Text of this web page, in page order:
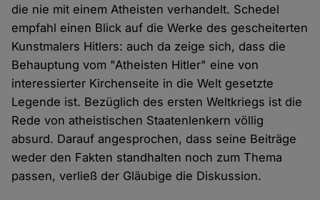
die nie mit einem Atheisten verhandelt. Schedel
empfahl einen Blick auf die Werke des gescheiterten
Kunstmalers Hitlers: auch da zeige sich, dass die
Behauptung vom "Atheisten Hitler" eine von
interessierter Kirchenseite in die Welt gesetzte
Legende ist. Bezüglich des ersten Weltkriegs ist die
Rede von atheistischen Staatenlenkern völlig
absurd. Darauf angesprochen, dass seine Beiträge
weder den Fakten standhalten noch zum Thema
passen, verließ der Gläubige die Diskussion.